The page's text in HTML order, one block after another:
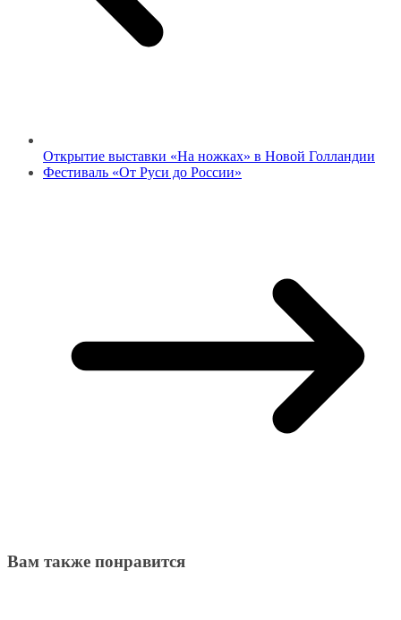
Открытие выставки «На ножках» в Новой Голландии
Фестиваль «От Руси до России»
Вам также понравится